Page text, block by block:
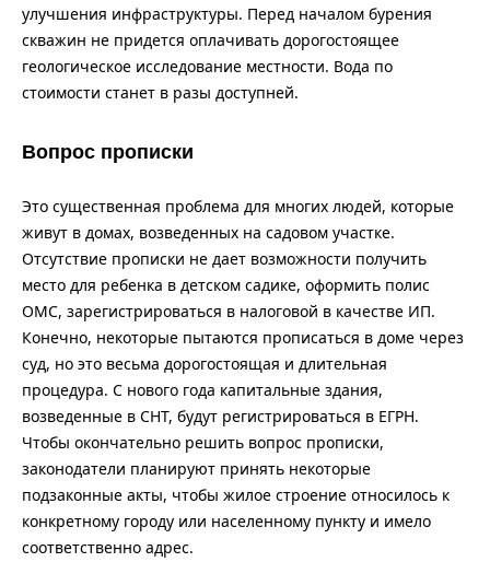
улучшения инфраструктуры. Перед началом бурения
скважин не придется оплачивать дорогостоящее
геологическое исследование местности. Вода по
стоимости станет в разы доступней.
Вопрос прописки
Это существенная проблема для многих людей, которые
живут в домах, возведенных на садовом участке.
Отсутствие прописки не дает возможности получить
место для ребенка в детском садике, оформить полис
ОМС, зарегистрироваться в налоговой в качестве ИП.
Конечно, некоторые пытаются прописаться в доме через
суд, но это весьма дорогостоящая и длительная
процедура. С нового года капитальные здания,
возведенные в СНТ, будут регистрироваться в ЕГРН.
Чтобы окончательно решить вопрос прописки,
законодатели планируют принять некоторые
подзаконные акты, чтобы жилое строение относилось к
конкретному городу или населенному пункту и имело
соответственно адрес.